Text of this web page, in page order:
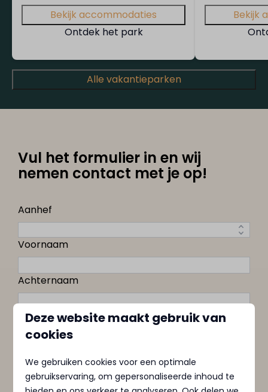
Bekijk accommodaties
Ontdek het park
Bekijk
Alle vakantieparken
Vul het formulier in en wij
nemen contact met je op!
Aanhef
Voornaam
Achternaam
E-mailadres
Mijn voorkeur gaat uit naar
Deze website maakt gebruik van
cookies
We gebruiken cookies voor een optimale
gebruikservaring, om gepersonaliseerde inhoud te